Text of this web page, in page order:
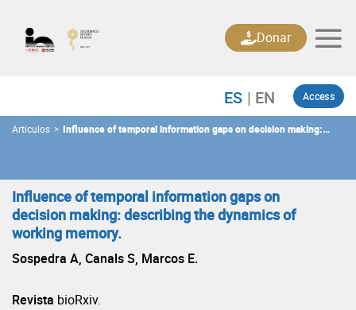
content
Access
Donar
Artículos > Influence of temporal information gaps on decision making:
Influence of temporal information gaps on
decision making: describing the dynamics of
working memory.
Sospedra A, Canals S, Marcos E.
Revista bioRxiv.